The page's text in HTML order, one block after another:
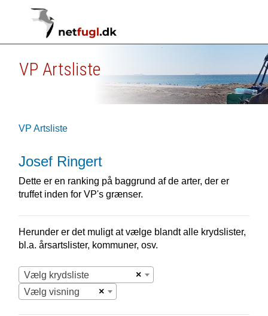
VP Artsliste
VP Artsliste
Josef Ringert
Dette er en ranking på baggrund af de arter, der er
truffet inden for VP's grænser.
Herunder er det muligt at vælge blandt alle krydslister,
bl.a. årsartslister, kommuner, osv.
×
Vælg krydsliste
×
Vælg visning